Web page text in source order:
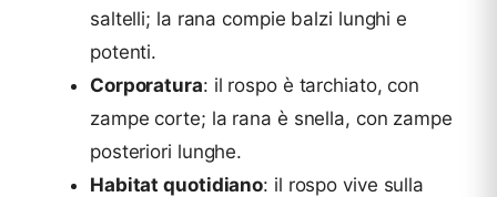
saltelli; la rana compie balzi lunghi e
potenti.
Corporatura: il rospo è tarchiato, con
zampe corte; la rana è snella, con zampe
posteriori lunghe.
Habitat quotidiano: il rospo vive sulla